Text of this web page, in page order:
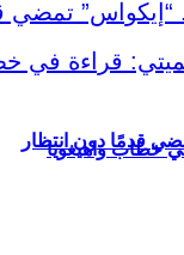
خطاب واهيغويا